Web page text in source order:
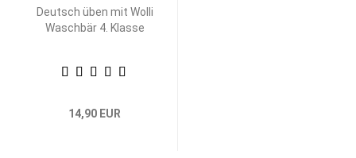
Deutsch üben mit Wolli
Waschbär 4. Klasse
14,90 EUR